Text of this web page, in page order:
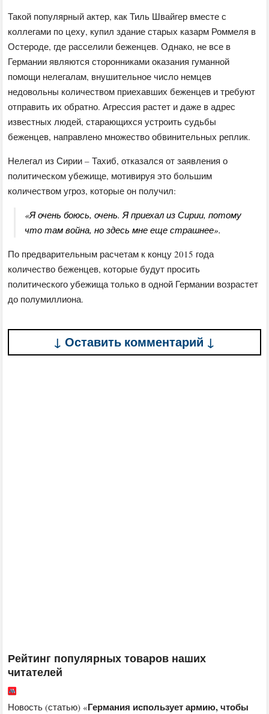
Такой популярный актер, как Тиль Швайгер вместе с
коллегами по цеху, купил здание старых казарм Роммеля в
Остероде, где расселили беженцев. Однако, не все в
Германии являются сторонниками оказания гуманной
помощи нелегалам, внушительное число немцев
недовольны количеством приехавших беженцев и требуют
отправить их обратно. Агрессия растет и даже в адрес
известных людей, старающихся устроить судьбы
беженцев, направлено множество обвинительных реплик.
Нелегал из Сирии – Тахиб, отказался от заявления о
политическом убежище, мотивируя это большим
количеством угроз, которые он получил:
«Я очень боюсь, очень. Я приехал из Сирии, потому
что там война, но здесь мне еще страшнее».
По предварительным расчетам к концу 2015 года
количество беженцев, которые будут просить
политического убежища только в одной Германии возрастет
до полумиллиона.
↓ Оставить комментарий ↓
Рейтинг популярных товаров наших
читателей
Новость (статью) «Германия использует армию, чтобы